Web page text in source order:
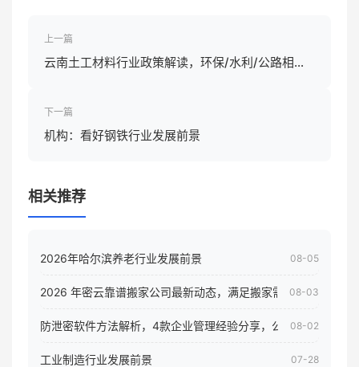
上一篇
云南土工材料行业政策解读，环保/水利/公路相关
下一篇
机构：看好钢铁行业发展前景
相关推荐
2026年哈尔滨养老行业发展前景 08-05
2026 年密云靠谱搬家公司最新动态，满足搬家需求！08-03
防泄密软件方法解析，4款企业管理经验分享，公司员工电脑核
08-02
工业制造行业发展前景 07-28